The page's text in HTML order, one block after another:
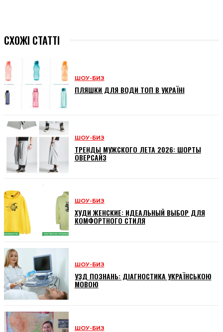
СХОЖІ СТАТТІ
ШОУ-БИЗ
ПЛЯШКИ ДЛЯ ВОДИ ТОП В УКРАЇНІ
ШОУ-БИЗ
ТРЕНДЫ МУЖСКОГО ЛЕТА 2026: ШОРТЫ
ОВЕРСАЙЗ
ШОУ-БИЗ
ХУДИ ЖЕНСКИЕ: ИДЕАЛЬНЫЙ ВЫБОР ДЛЯ
КОМФОРТНОГО СТИЛЯ
ШОУ-БИЗ
УЗД ПОЗНАНЬ: ДІАГНОСТИКА УКРАЇНСЬКОЮ
МОВОЮ
ШОУ-БИЗ